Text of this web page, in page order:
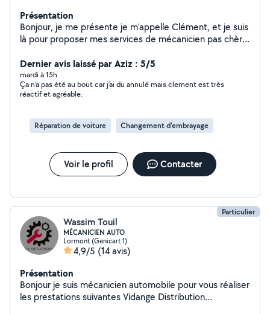
Présentation
Bonjour, je me présente je m'appelle Clément, et je suis
là pour proposer mes services de mécanicien pas chère
aussi bien de : -l'entretien ( vidange tous filtres) -disque
et plaquettes de frein -distribution -pleins d'autres
pièces sur demande à changer -nettoyage intérieur et
extérieur etc.... Vous pouvez m'envoyer un msg
Dernier avis laissé par Aziz : 5/5
mardi à 15h
Ça n’a pas été au bout car j’ai du annulé mais clement est très
réactif et agréable.
Réparation de voiture Changement d'embrayage
Voir le profil Contacter
Particulier
Wassim Touil
MÉCANICIEN AUTO
Lormont (Genicart 1)
4,9/5 (14 avis)
Présentation
Bonjour je suis mécanicien automobile pour vous réaliser
les prestations suivantes Vidange Distribution